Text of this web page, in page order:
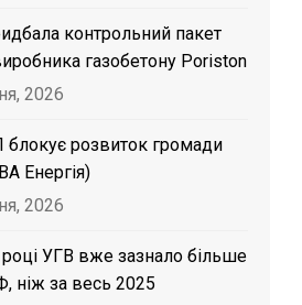
контрольний пакет
газобетону Poriston
2026
розвиток громади
Енергія)
2026
УГВ вже зазнало більше
ніж за весь 2025